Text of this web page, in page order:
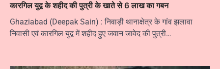
कारगिल युद्व के शहीद की पुत्री के खाते से 6 लाख का गबन
Ghaziabad (Deepak Sain) : निवाड़ी थानाक्षेत्र के गांव झलावा
निवासी एवं कारगिल युद्व में शहीद हुए जवान जावेद की पुत्री…